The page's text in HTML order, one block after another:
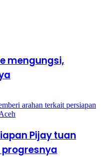
mengungsi,
Pijay tuan
progresnya